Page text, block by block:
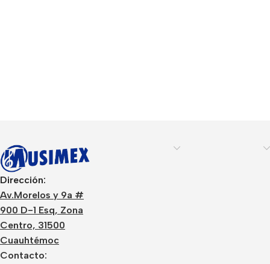
Dirección:
Av.Morelos y 9a #
900 D-1 Esq, Zona
Centro, 31500
Cuauhtémoc
Contacto: